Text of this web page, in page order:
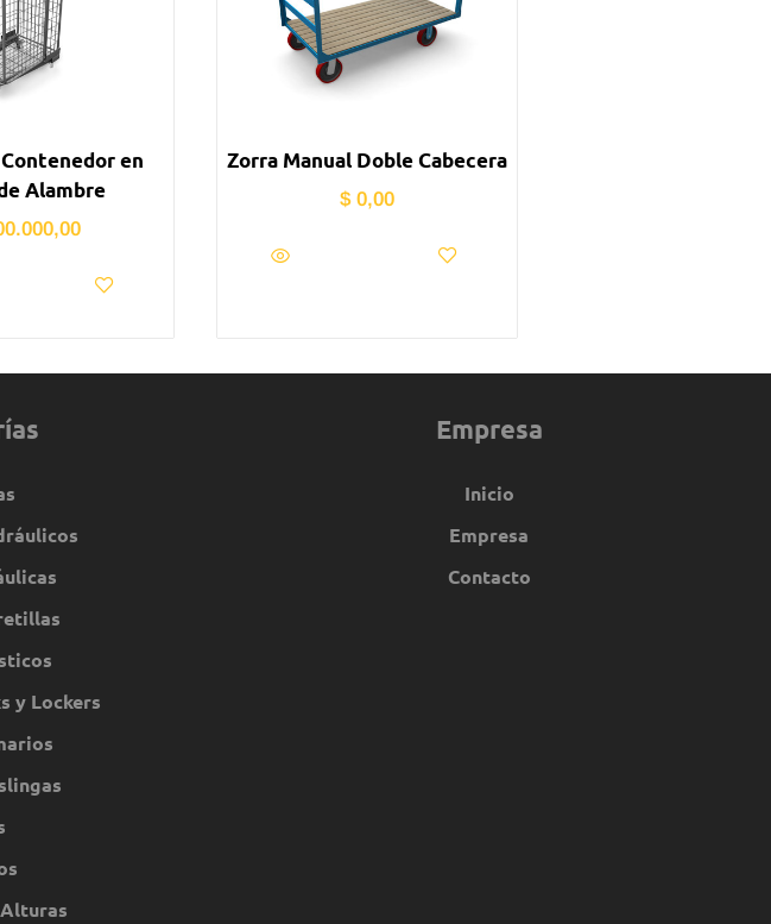
en
Alambre
Zorra Manual Doble Cabecera
$0,00
y Lockers
Empresa
Inicio
Empresa
Contacto